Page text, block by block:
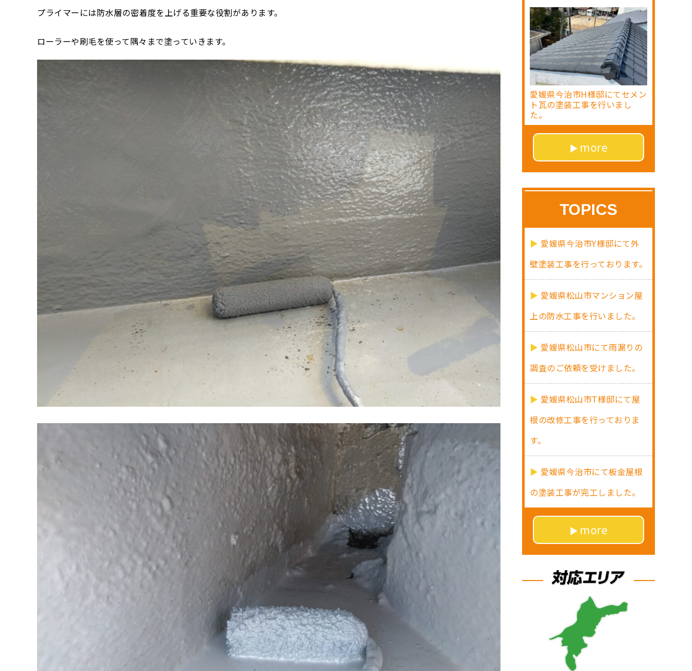
プライマーには防水層の密着度を上げる重要な役割があります。
ローラーや刷毛を使って隅々まで塗っていきます。
愛媛県今治市H様邸にてセメン
ト瓦の塗装工事を行いまし
た。
more
TOPICS
愛媛県今治市Y様邸にて外
壁塗装工事を行っております。
愛媛県松山市マンション屋
上の防水工事を行いました。
愛媛県松山市にて雨漏りの
調査のご依頼を受けました。
愛媛県松山市T様邸にて屋
根の改修工事を行っておりま
す。
愛媛県今治市にて板金屋根
の塗装工事が完工しました。
more